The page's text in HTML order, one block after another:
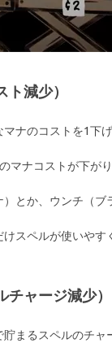
減少）
ナのコストを1下げ
マナコストが下がり
とか、ウンチ（ブ
スペルが使いや
ャージ減少）
まるスペルのチャ